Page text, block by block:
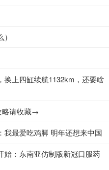
换上四缸续航1132km，还要啥
略请收藏→
我最爱吃鸡脚 明年还想来中国
始：东南亚仿制版新冠口服药